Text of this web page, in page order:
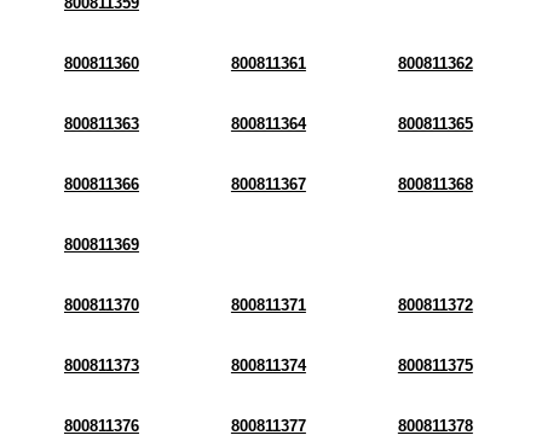
800811360 800811361 800811362
800811363 800811364 800811365
800811366 800811367 800811368
800811369
800811370 800811371 800811372
800811373 800811374 800811375
800811376 800811377 800811378